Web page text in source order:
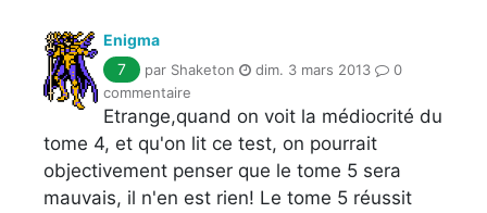
Enigma
7
par Shaketon dim. 3 mars 2013
0
commentaire
Etrange,quand on voit la médiocrité du
tome 4, et qu'on lit ce test, on pourrait
objectivement penser que le tome 5 sera
mauvais, il n'en est rien! Le tome 5 réussit